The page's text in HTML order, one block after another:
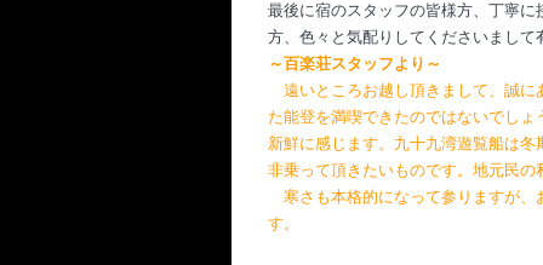
最後に宿のスタッフの皆様方、丁寧
方、色々と気配りしてくださいまして
～百楽荘スタッフより～
遠いところお越し頂きまして、誠に
た能登を満喫できたのではないでし
新鮮に感じます。九十九湾遊覧船は
非乗って頂きたいものです。地元民
寒さも本格的になって参りますが、
す。